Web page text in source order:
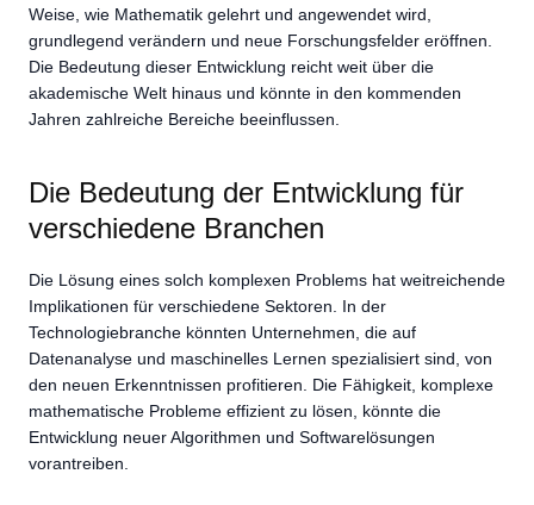
Weise, wie Mathematik gelehrt und angewendet wird,
grundlegend verändern und neue Forschungsfelder eröffnen.
Die Bedeutung dieser Entwicklung reicht weit über die
akademische Welt hinaus und könnte in den kommenden
Jahren zahlreiche Bereiche beeinflussen.
Die Bedeutung der Entwicklung für
verschiedene Branchen
Die Lösung eines solch komplexen Problems hat weitreichende
Implikationen für verschiedene Sektoren. In der
Technologiebranche könnten Unternehmen, die auf
Datenanalyse und maschinelles Lernen spezialisiert sind, von
den neuen Erkenntnissen profitieren. Die Fähigkeit, komplexe
mathematische Probleme effizient zu lösen, könnte die
Entwicklung neuer Algorithmen und Softwarelösungen
vorantreiben.